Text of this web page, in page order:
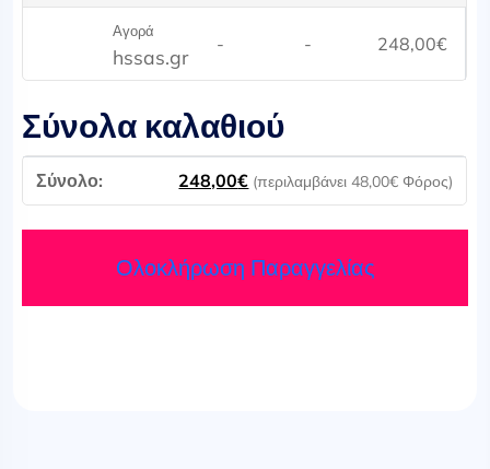
Αγορά
hssas.gr
- - 248,00€
Σύνολα καλαθιού
248,00€ (περιλαμβάνει48,00€ Φόρος)
Ολοκλήρωση Παραγγελίας